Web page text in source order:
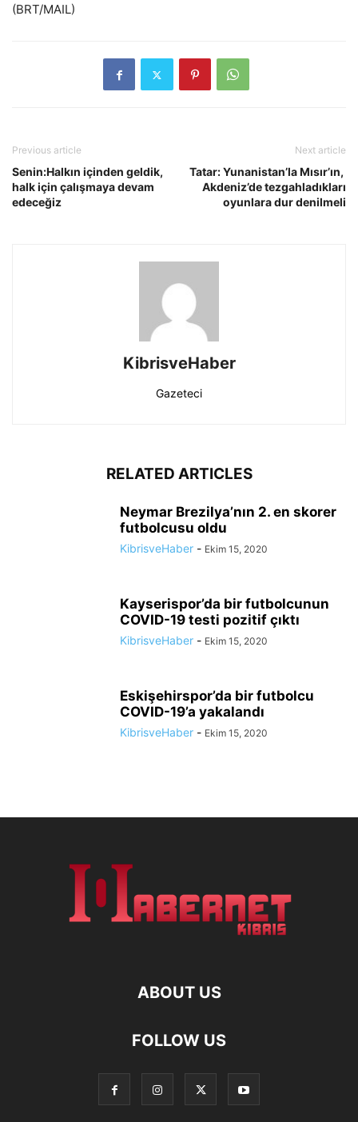
(BRT/MAIL)
Previous article
Senin:Halkın içinden geldik,
halk için çalışmaya devam
edeceğiz
Next article
Tatar: Yunanistan’la Mısır’ın,
Akdeniz’de tezgahladıkları
oyunlara dur denilmeli
KibrisveHaber
Gazeteci
RELATED ARTICLES
Neymar Brezilya’nın 2. en skorer
futbolcusu oldu
KibrisveHaber - Ekim 15, 2020
Kayserispor’da bir futbolcunun
COVID-19 testi pozitif çıktı
KibrisveHaber - Ekim 15, 2020
Eskişehirspor’da bir futbolcu
COVID-19’a yakalandı
KibrisveHaber - Ekim 15, 2020
ABOUT US
FOLLOW US